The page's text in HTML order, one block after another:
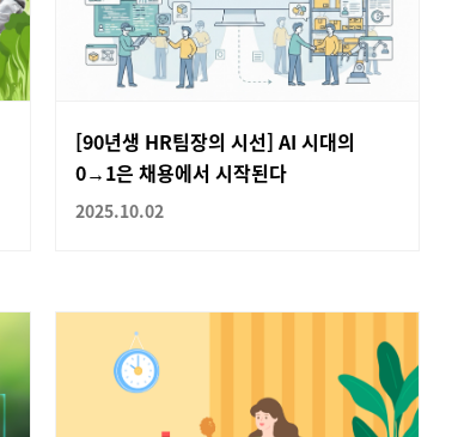
[90년생 HR팀장의 시선] AI 시대의
0→1은 채용에서 시작된다
2025.10.02